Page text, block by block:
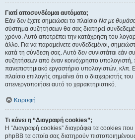
Γιατί αποσυνδέομαι αυτόματα;
Εάν δεν έχετε σημειώσει το πλαίσιο Να με
σύστημα συζητήσεων θα σας διατηρεί
χρόνο. Αυτό αποτρέπει την κατάχρηση του
άλλο. Για να παραμείνετε συνδεδεμένοι,
κατά τη σύνδεση σας. Αυτό δεν συνιστάται εάν
συζητήσεων από έναν κοινόχρηστο
πανεπιστημιακό εργαστήριο υπολογιστών, κλπ.
πλαίσιο επιλογής σημαίνει ότι ο διαχειριστής
απενεργοποιήσει αυτό το χαρακτηριστικό.
Κορυφή
Τι κάνει η “Διαγραφή cookies”;
Η “Διαγραφή cookies” διαγράφει τα cookies
phpBB τα οποία σας διατηρούν